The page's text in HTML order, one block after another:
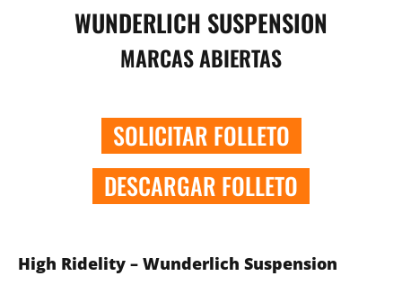
WUNDERLICH SUSPENSION
MARCAS ABIERTAS
SOLICITAR FOLLETO
DESCARGAR FOLLETO
High Ridelity – Wunderlich Suspension